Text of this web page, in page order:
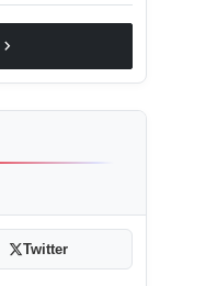
chevron_right
Twitter